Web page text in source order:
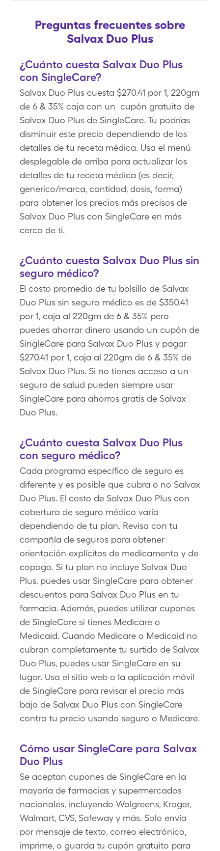
Preguntas frecuentes sobre
Salvax Duo Plus
¿Cuánto cuesta Salvax Duo Plus
con SingleCare?
Salvax Duo Plus cuesta $270.41 por 1, 220gm
de 6 & 35% caja con un cupón gratuito de
Salvax Duo Plus de SingleCare. Tu podrías
disminuir este precio dependiendo de los
detalles de tu receta médica. Usa el menú
desplegable de arriba para actualizar los
detalles de tu receta médica (es decir,
generico/marca, cantidad, dosis, forma)
para obtener los precios más precisos de
Salvax Duo Plus con SingleCare en más
cerca de ti.
¿Cuánto cuesta Salvax Duo Plus sin
seguro médico?
El costo promedio de tu bolsillo de Salvax
Duo Plus sin seguro médico es de $350.41
por 1, caja al 220gm de 6 & 35% pero
puedes ahorrar dinero usando un cupón de
SingleCare para Salvax Duo Plus y pagar
$270.41 por 1, caja al 220gm de 6 & 35% de
Salvax Duo Plus. Si no tienes acceso a un
seguro de salud pueden siempre usar
SingleCare para ahorros gratis de Salvax
Duo Plus.
¿Cuánto cuesta Salvax Duo Plus
con seguro médico?
Cada programa específico de seguro es
diferente y es posible que cubra o no Salvax
Duo Plus. El costo de Salvax Duo Plus con
cobertura de seguro médico varía
dependiendo de tu plan. Revisa con tu
compañía de seguros para obtener
orientación explícitos de medicamento y de
copago. Si tu plan no incluye Salvax Duo
Plus, puedes usar SingleCare para obtener
descuentos para Salvax Duo Plus en tu
farmacia. Además, puedes utilizar cupones
de SingleCare si tienes Medicare o
Medicaid. Cuando Medicare o Medicaid no
cubran completamente tu surtido de Salvax
Duo Plus, puedes usar SingleCare en su
lugar. Usa el sitio web o la aplicación móvil
de SingleCare para revisar el precio más
bajo de Salvax Duo Plus con SingleCare
contra tu precio usando seguro o Medicare.
Cómo usar SingleCare para Salvax
Duo Plus
Se aceptan cupones de SingleCare en la
mayoría de farmacias y supermercados
nacionales, incluyendo Walgreens, Kroger,
Walmart, CVS, Safeway y más. Solo envía
por mensaje de texto, correo electrónico,
imprime, o guarda tu cupón gratuito para